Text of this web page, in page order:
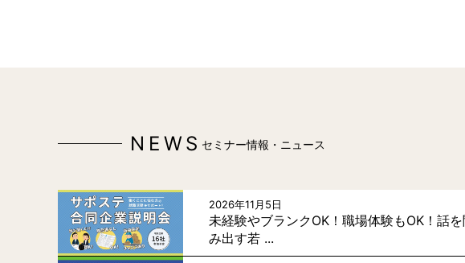
NEWS セミナー情報・ニュース
2026年11月5日
未経験やブランクOK！職場体験もOK！話
み出す若 ...